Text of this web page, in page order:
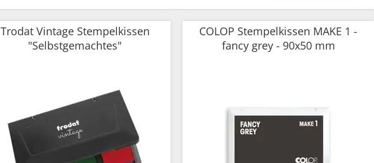
Trodat Vintage Stempelkissen
"Selbstgemachtes"
COLOP Stempelkissen MAKE 1 -
fancy grey - 90x50 mm